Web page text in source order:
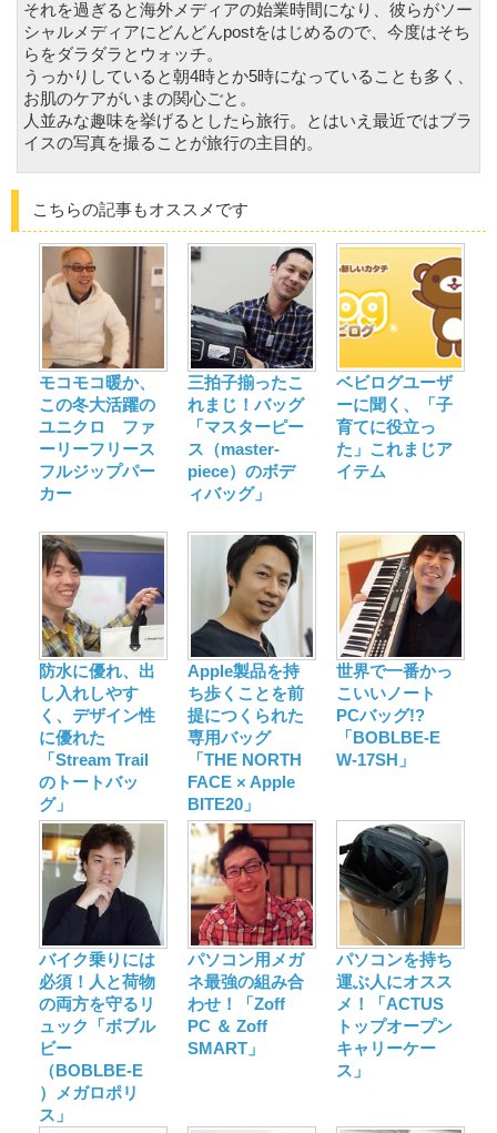
それを過ぎると海外メディアの始業時間になり、彼らがソー
シャルメディアにどんどんpostをはじめるので、今度はそち
らをダラダラとウォッチ。
うっかりしていると朝4時とか5時になっていることも多く、
お肌のケアがいまの関心ごと。
人並みな趣味を挙げるとしたら旅行。とはいえ最近ではブラ
イスの写真を撮ることが旅行の主目的。
こちらの記事もオススメです
モコモコ暖か、
この冬大活躍の
ユニクロ ファ
ーリーフリース
フルジップパー
カー
三拍子揃ったこ
れまじ！バッグ
「マスターピー
ス（master-
piece）のボデ
ィバッグ」
ベビログユーザ
ーに聞く、「子
育てに役立っ
た」これまじア
イテム
防水に優れ、出
し入れしやす
く、デザイン性
に優れた
「Stream Trail
のトートバッ
グ」
Apple製品を持
ち歩くことを前
提につくられた
専用バッグ
「THE NORTH
FACE × Apple
BITE20」
世界で一番かっ
こいいノート
PCバッグ!?
「BOBLBE-E
W-17SH」
バイク乗りには
必須！人と荷物
の両方を守るリ
ュック「ボブル
ビー
（BOBLBE-E
）メガロポリ
ス」
パソコン用メガ
ネ最強の組み合
わせ！「Zoff
PC ＆ Zoff
SMART」
パソコンを持ち
運ぶ人にオスス
メ！「ACTUS
トップオープン
キャリーケー
ス」